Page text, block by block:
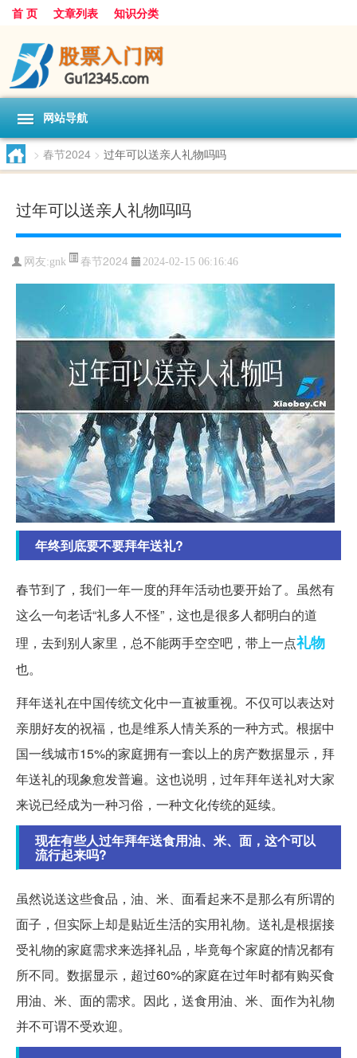
首 页 文章列表 知识分类
网站导航
> 春节2024 > 过年可以送亲人礼物吗吗
过年可以送亲人礼物吗吗
网友:gnk 春节2024 2024-02-15 06:16:46
年终到底要不要拜年送礼?
春节到了，我们一年一度的拜年活动也要开始了。虽然有
这么一句老话“礼多人不怪”，这也是很多人都明白的道
理，去到别人家里，总不能两手空空吧，带上一点礼物
也。
拜年送礼在中国传统文化中一直被重视。不仅可以表达对
亲朋好友的祝福，也是维系人情关系的一种方式。根据中
国一线城市15%的家庭拥有一套以上的房产数据显示，拜
年送礼的现象愈发普遍。这也说明，过年拜年送礼对大家
来说已经成为一种习俗，一种文化传统的延续。
现在有些人过年拜年送食用油、米、面，这个可以
流行起来吗?
虽然说送这些食品，油、米、面看起来不是那么有所谓的
面子，但实际上却是贴近生活的实用礼物。送礼是根据接
受礼物的家庭需求来选择礼品，毕竟每个家庭的情况都有
所不同。数据显示，超过60%的家庭在过年时都有购买食
用油、米、面的需求。因此，送食用油、米、面作为礼物
并不可谓不受欢迎。